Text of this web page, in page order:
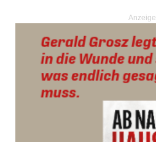
Anzeige